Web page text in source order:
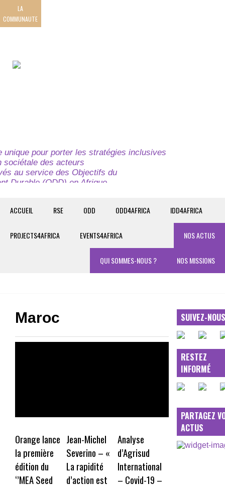
LA
COMMUNAUTE
unique pour porter les stratégies inclusives
sociétale des acteurs
au service des Objectifs du
Durable (ODD) en Afrique.
ACCUEIL RSE ODD ODD4AFRICA IDD4AFRICA
PROJECTS4AFRICA EVENTS4AFRICA NOS ACTUS
NOS MISSIONS
QUI SOMMES-NOUS ?
Maroc
Orange lance
la première
édition du
‘’MEA Seed
Jean-Michel
Severino – «
La rapidité
d’action est
Analyse
d’Agrisud
International
– Covid-19 –
SUIVEZ-
RESTEZ
INFORMÉ
PARTAGEZ
ACTUS